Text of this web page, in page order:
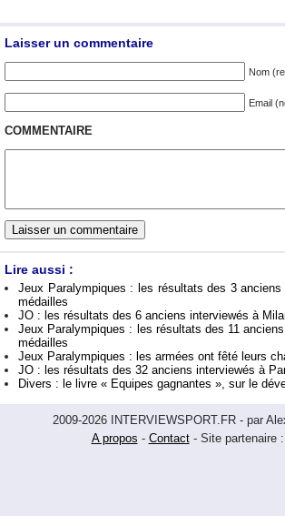
Laisser un commentaire
Nom
Email
COMMENTAIRE
Lire aussi :
Jeux Paralympiques : les résultats des 3
médailles
JO : les résultats des 6 anciens interviewés à
Jeux Paralympiques : les résultats des 11
médailles
Jeux Paralympiques : les armées ont fêté leurs
JO : les résultats des 32 anciens interviewés à
Divers : le livre « Equipes gagnantes », sur le
2009-2026 INTERVIEWSPORT.FR - par
A propos - Contact- Site partenaire :